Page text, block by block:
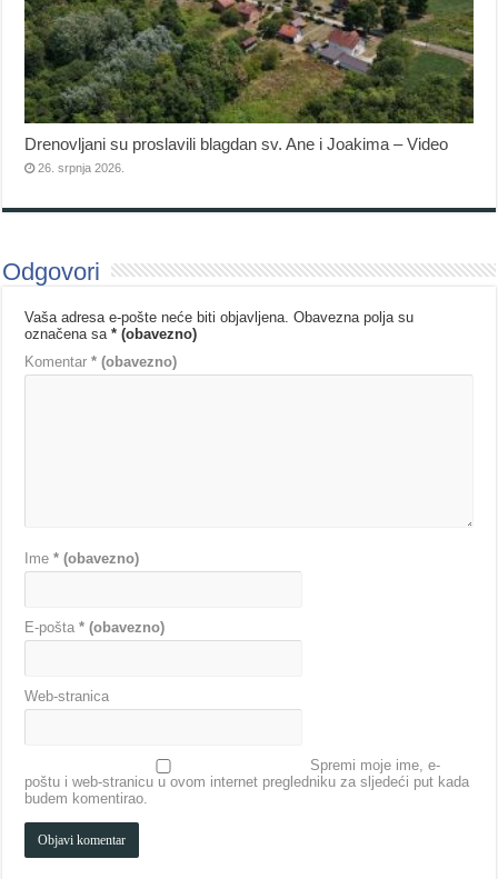
Drenovljani su proslavili blagdan sv. Ane i Joakima – Video
26. srpnja 2026.
Odgovori
Vaša adresa e-pošte neće biti objavljena. Obavezna polja su
označena sa* (obavezno)
Komentar* (obavezno)
Ime* (obavezno)
E-pošta* (obavezno)
Web-stranica
Spremi moje ime, e-
poštu i web-stranicu u ovom internet pregledniku za sljedeći put kada
budem komentirao.